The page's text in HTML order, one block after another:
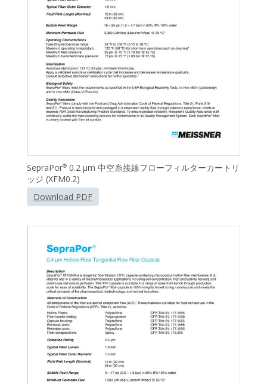
SepraPor® 0.2 μm 中空糸接線フローフィルターカートリ
ッジ (XFM0.2)
Download PDF